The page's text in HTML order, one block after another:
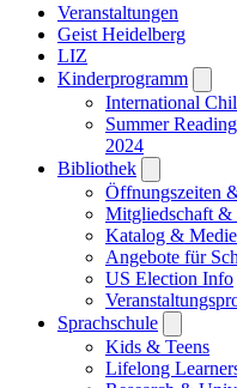
Veranstaltungen
Geist Heidelberg
LIZ
Kinderprogramm
International
Summer
2024
Bibliothek
submenu
Öffnungszeiten
Mitgliedschaft &
Katalog &
Angebote für
US Election Info
Sprachschule
submenu
Kids & Teens
Lifelong